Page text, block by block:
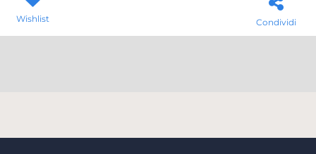
Wishlist Condividi